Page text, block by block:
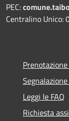
PEC:
Centralino Unico:
Leggi le FAQ
Richiesta